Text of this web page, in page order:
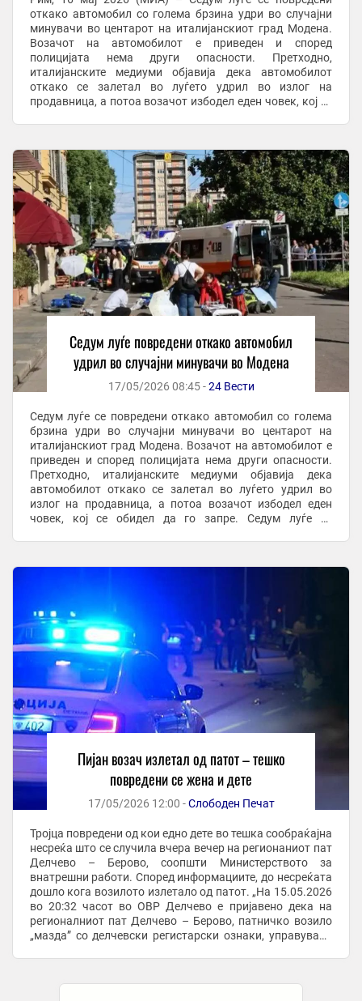
откако автомобил со голема брзина удри во случајни
минувачи во центарот на италијанскиот град Модена.
Возачот на автомобилот е приведен и според
полицијата нема други опасности. Претходно,
италијанските медиуми објавија дека автомобилот
откако се залетал во луѓето удрил во излог на
продавница, а потоа возачот избодел еден човек, кој се
Седум луѓе повредени откако автомобил
удрил во случајни минувачи во Модена
17/05/2026 08:45 -24 Вести
Седум луѓе се повредени откако автомобил со голема
брзина удри во случајни минувачи во центарот на
италијанскиот град Модена. Возачот на автомобилот е
приведен и според полицијата нема други опасности.
Претходно, италијанските медиуми објавија дека
автомобилот откако се залетал во луѓето удрил во
излог на продавница, а потоа возачот избодел еден
човек, кој се обидел да го запре. Седум луѓе се
Пијан возач излетал од патот – тешко
повредени се жена и дете
17/05/2026 12:00 -Слободен Печат
Тројца повредени од кои едно дете во тешка сообраќајна
несреќа што се случила вчера вечер на регионаниот пат
Делчево – Берово, соопшти Министерството за
внатрешни работи. Според информациите, до несреќата
дошло кога возилото излетало од патот. „На 15.05.2026
во 20:32 часот во ОВР Делчево е пријавено дека на
регионалниот пат Делчево – Берово, патничко возило
„мазда” со делчевски регистарски ознаки, управувано